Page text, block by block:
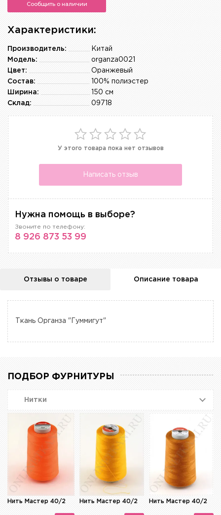
Сообщить о наличии
Характеристики:
Китай
Производитель:
organza0021
Модель:
Оранжевый
Цвет:
100% полиэстер
Состав:
150 см
Ширина:
09718
Склад:
У этого товара пока нет отзывов
Написать отзыв
Нужна помощь в выборе?
Звоните по телефону:
8 926 873 53 99
Отзывы о товаре Описание товара
Ткань Органза "Гуммигут"
ПОДБОР ФУРНИТУРЫ
Нитки
Нить Мастер 40/2 Нить Мастер 40/2 Нить Мастер 40/2